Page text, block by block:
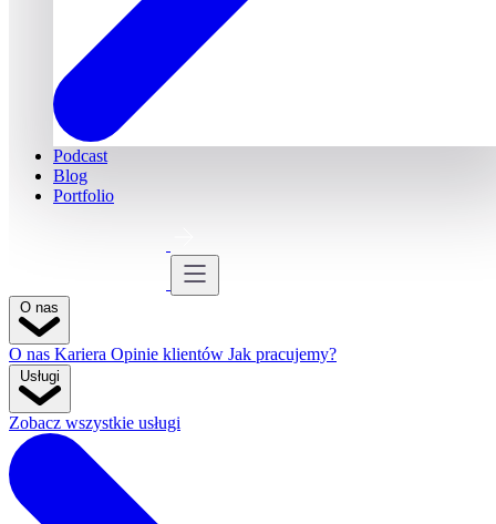
Podcast
Blog
Portfolio
O nas Kariera Opinie klientów Jak pracujemy?
Zobacz wszystkie usługi